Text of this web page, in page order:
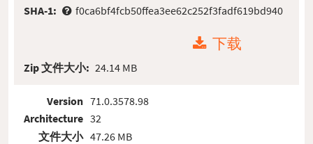
SHA-1:
f0ca6bf4fcb50ffea3ee62c252f3fadf619bd940
下载
Zip 文件大小: 24.14 MB
Version
Architecture
文件大小
71.0.3578.98
32
47.26 MB